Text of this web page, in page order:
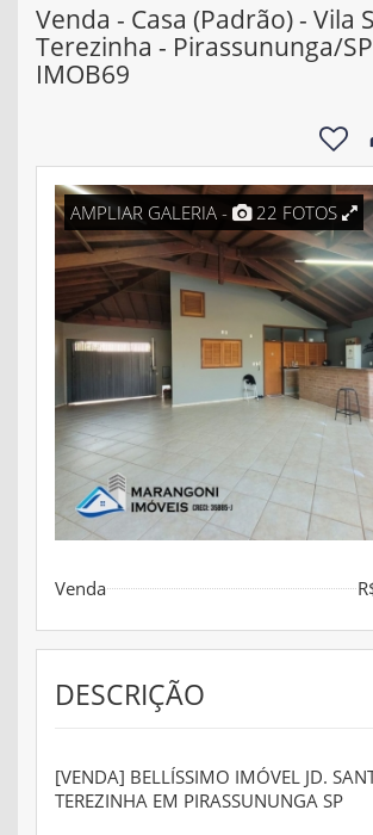
Venda - Casa (Padrão) - Vila
Terezinha - Pirassununga/
IMOB69
AMPLIAR GALERIA - 22 FOTOS
Venda
DESCRIÇÃO
[VENDA] BELLÍSSIMO IMÓVEL JD.
TEREZINHA EM PIRASSUNUNGA SP